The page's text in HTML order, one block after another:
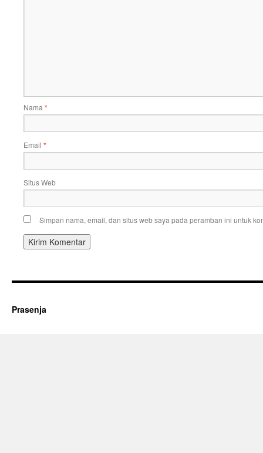
Nama *
Email *
Situs Web
Simpan nama, email, dan situs web saya pada peramban ini untuk
Prasenja